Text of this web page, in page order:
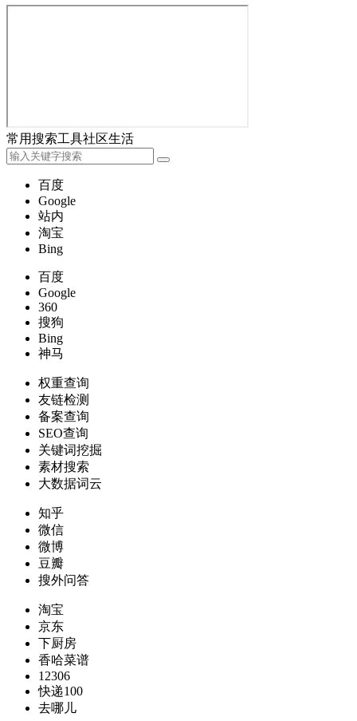
常用搜索工具社区生活
百度
Google
站内
淘宝
Bing
百度
Google
360
搜狗
Bing
神马
权重查询
友链检测
备案查询
SEO查询
关键词挖掘
素材搜索
大数据词云
知乎
微信
微博
豆瓣
搜外问答
淘宝
京东
下厨房
香哈菜谱
12306
快递100
去哪儿